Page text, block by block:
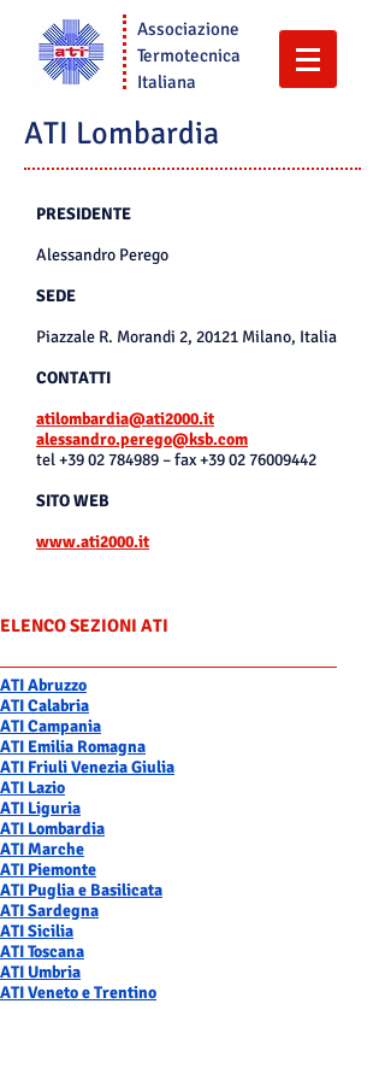
Associazione
Termotecnica
Italiana
ATI Lombardia
PRESIDENTE
Alessandro Perego
SEDE
Piazzale R. Morandi 2, 20121 Milano, Italia
CONTATTI
atilombardia@ati2000.it
alessandro.perego@ksb.com
tel+39 02 784989– fax+39 02 76009442
SITO WEB
www.ati2000.it
ELENCO SEZIONI ATI
ATI Abruzzo
ATI Calabria
ATI Campania
ATI Emilia Romagna
ATI Friuli Venezia Giulia
ATI Lazio
ATI Liguria
ATI Lombardia
ATI Marche
ATI Piemonte
ATI Puglia e Basilicata
ATI Sardegna
ATI Sicilia
ATI Toscana
ATI Umbria
ATI Veneto e Trentino